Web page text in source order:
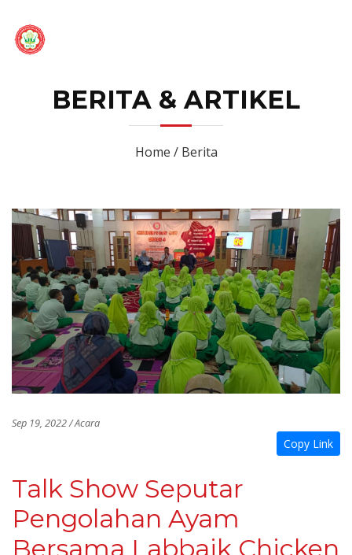
BERITA & ARTIKEL
Home / Berita
Sep 19, 2022 / Acara
Copy Link
Talk Show Seputar
Pengolahan Ayam
Bersama Labbaik Chicken